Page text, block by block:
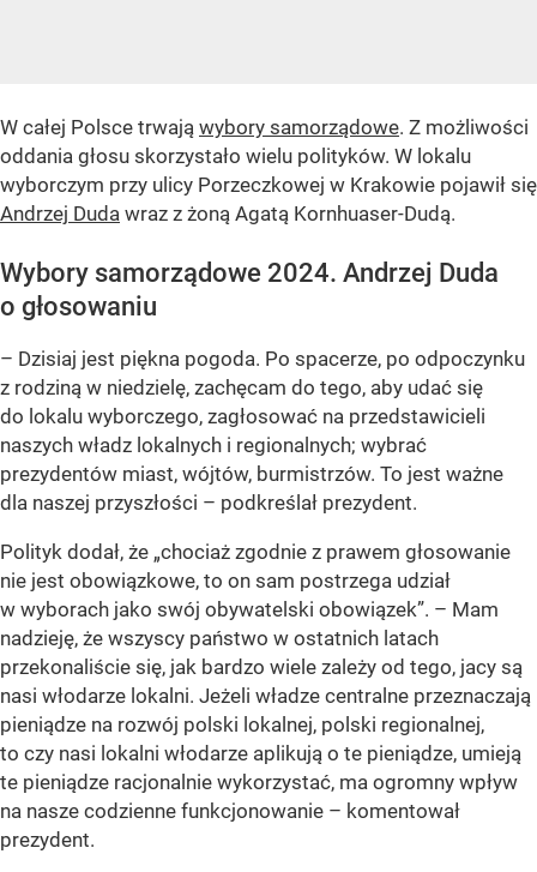
W całej Polsce trwają wybory samorządowe. Z możliwości
oddania głosu skorzystało wielu polityków. W lokalu
wyborczym przy ulicy Porzeczkowej w Krakowie pojawił się
Andrzej Duda wraz z żoną Agatą Kornhuaser-Dudą.
Wybory samorządowe 2024. Andrzej Duda
o głosowaniu
– Dzisiaj jest piękna pogoda. Po spacerze, po odpoczynku
z rodziną w niedzielę, zachęcam do tego, aby udać się
do lokalu wyborczego, zagłosować na przedstawicieli
naszych władz lokalnych i regionalnych; wybrać
prezydentów miast, wójtów, burmistrzów. To jest ważne
dla naszej przyszłości – podkreślał prezydent.
Polityk dodał, że „chociaż zgodnie z prawem głosowanie
nie jest obowiązkowe, to on sam postrzega udział
w wyborach jako swój obywatelski obowiązek”. – Mam
nadzieję, że wszyscy państwo w ostatnich latach
przekonaliście się, jak bardzo wiele zależy od tego, jacy są
nasi włodarze lokalni. Jeżeli władze centralne przeznaczają
pieniądze na rozwój polski lokalnej, polski regionalnej,
to czy nasi lokalni włodarze aplikują o te pieniądze, umieją
te pieniądze racjonalnie wykorzystać, ma ogromny wpływ
na nasze codzienne funkcjonowanie – komentował
prezydent.